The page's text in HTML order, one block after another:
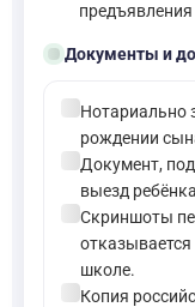
предъявления
folder_openДокументы и
check_circleНотариально
рождении
check_circleДокумент,
выезд
check_circleСкриншоты
школе.
check_circleКопия